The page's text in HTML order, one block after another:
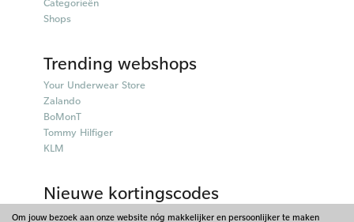
Shops
Trending webshops
Your Underwear Store
Zalando
BoMonT
Tommy Hilfiger
KLM
Nieuwe kortingscodes
50plusmobiel kortingscodes
Om jouw bezoek aan onze website nóg makkelijker en persoonlijker te maken